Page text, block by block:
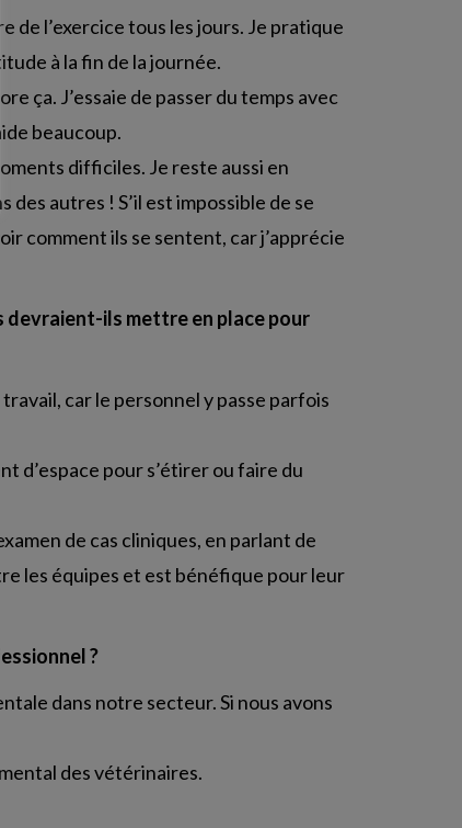
de l’exercice tous les jours. Je pratique
à la fin de la journée.
ça. J’essaie de passer du temps avec
beaucoup.
difficiles. Je reste aussi en
autres ! S’il est impossible de se
comment ils se sentent, car j’apprécie
devraient-ils mettre en place pour
car le personnel y passe parfois
d’espace pour s’étirer ou faire du
de cas cliniques, en parlant de
les équipes et est bénéfique pour leur
?
dans notre secteur. Si nous avons
des vétérinaires.